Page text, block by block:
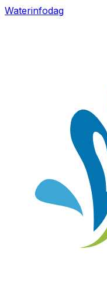
Waterinfodag